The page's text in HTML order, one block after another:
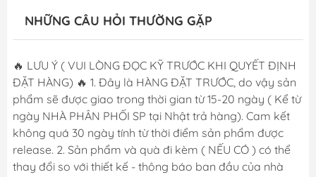
NHỮNG CÂU HỎI THƯỜNG GẶP
🔥 LƯU Ý ( VUI LÒNG ĐỌC KỸ TRƯỚC KHI QUYẾT ĐỊNH
ĐẶT HÀNG) 🔥 1. Đây là HÀNG ĐẶT TRƯỚC, do vậy sản
phẩm sẽ được giao trong thời gian từ 15-20 ngày ( Kể từ
ngày NHÀ PHÂN PHỐI SP tại Nhật trả hàng). Cam kết
không quá 30 ngày tính từ thời điểm sản phẩm được
release. 2. Sản phẩm và quà đi kèm ( NẾU CÓ ) có thể
thay đổi so với thiết kế - thông báo ban đầu của nhà